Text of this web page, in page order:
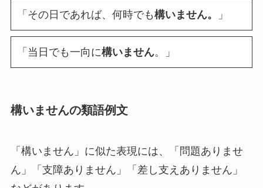
「その日であれば、何時でも構いません。 」
「当日でも一向に構いません。」
構いませんの類語例文
「構いません」に似た表現には、「問題ありませ
ん」「支障ありません」「差し支えありません」